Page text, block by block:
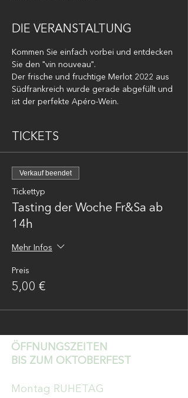
DIE VERANSTALTUNG
Kommen Sie einfach vorbei und entdecken
Sie den "vin nouveau".
Der frische und fruchtige Merlot 2022 aus
Südfrankreich wurde gerade abgefüllt und
ist der perfekte Apéro-Wein.
TICKETS
Verkauf beendet
Tickettyp
Tasting der Woche Fr&Sa ab
14h
Mehr Infos
Preis
5,00 €
ÖFFNUNGSZEITEN
BIS ZUM OKTOBERFEST
Montag RUHETAG